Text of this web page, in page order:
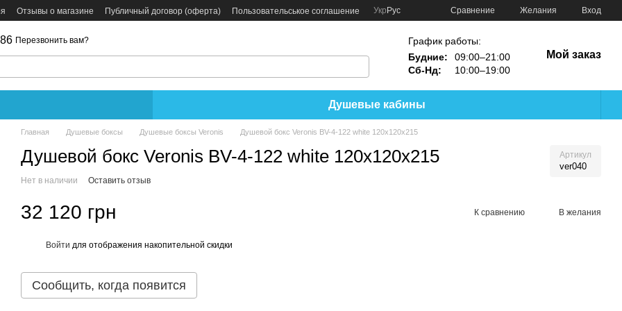
Отзывы о магазине Публичный договор (оферта) Пользовательськое соглашение Укр Рус Сравнение Желания Вход
Перезвонить вам?
График работы:
Будние:
09:00–21:00
Сб-Нд:
10:00–19:00
Мой заказ
Душевые кабины
Главная Душевые боксы Душевые боксы Veronis Душевой бокс Veronis BV-4-122 white 120х120х215
Душевой бокс Veronis BV-4-122 white 120х120х215 Артикул
ver040
Нет в наличии Оставить отзыв
32 120 грн К сравнению В желания
Войти для отображения накопительной скидки
Сообщить, когда появится